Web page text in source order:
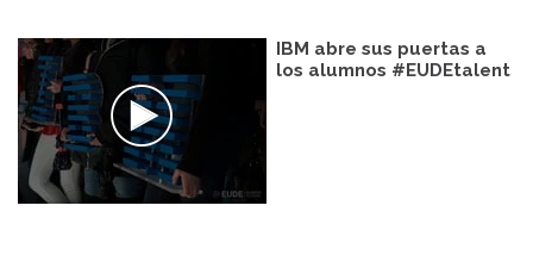
IBM abre sus puertas a
los alumnos #EUDEtalent